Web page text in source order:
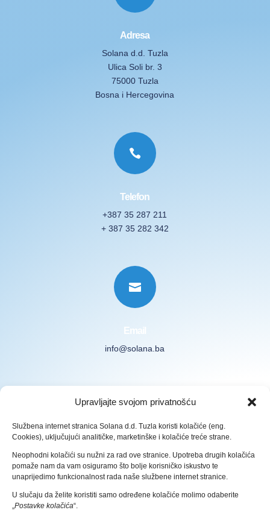
Upravljajte svojom privatnošću
Službena internet stranica Solana d.d. Tuzla koristi kolačiće (eng.
Cookies), uključujući analitičke, marketinške i kolačiće treće strane.
Neophodni kolačići su nužni za rad ove stranice. Upotreba drugih kolačića
pomaže nam da vam osiguramo što bolje korisničko iskustvo te
unaprijedimo funkcionalnost rada naše službene internet stranice.
U slučaju da želite koristiti samo određene kolačiće molimo odaberite
„Postavke kolačića“.
Adresa
Solana d.d. Tuzla
Ulica Soli br. 3
75000 Tuzla
Bosna i Hercegovina

Telefon
+387 35 287 211
+ 387 35 282 342

Email
info@solana.ba
Prijava